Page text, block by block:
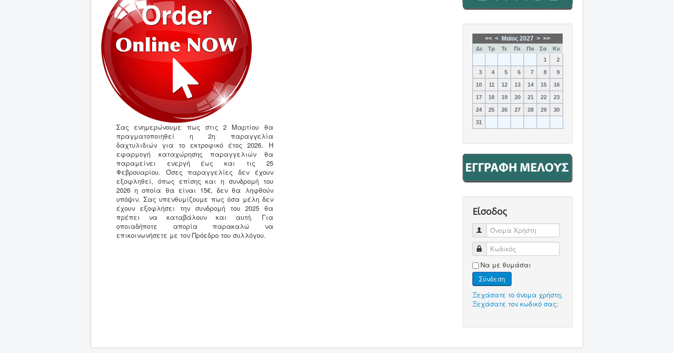
Σας ενημερώνουμε πως στις 2 Μαρτίου θα
πραγματοποιηθεί η 2η παραγγελία
δαχτυλιδιών για το εκτροφικό έτος 2026. Η
εφαρμογή καταχώρησης παραγγελιών θα
παραμείνει ενεργή έως και τις 25
Φεβρουαρίου. Όσες παραγγελίες δεν έχουν
εξοφληθεί, όπως επίσης και η συνδρομή του
2026 η οποία θα είναι 15€, δεν θα ληφθούν
υπόψιν. Σας υπενθυμίζουμε πως όσα μέλη δεν
έχουν εξοφλήσει την συνδρομή του 2025 θα
πρέπει να καταβάλουν και αυτή. Για
οποιαδήποτε απορία παρακαλώ να
επικοινωνήσετε με τον Πρόεδρο του συλλόγου.
<< < Μαϊος 2027 > >>
Δε Τρ Τε Πε Πα Σα
Κυ
1
2
3 4 5 6 7 8 9
10 11 12 13 14 15 16
17 18 19 20 21 22 23
24 25 26 27 28 29 30
31
Είσοδος
Όνομα Χρήστη
Κωδικός
Να με θυμάσαι
Σύνδεση
Ξεχάσατε το όνομα χρήστη;
Ξεχάσατε τον κωδικό σας;